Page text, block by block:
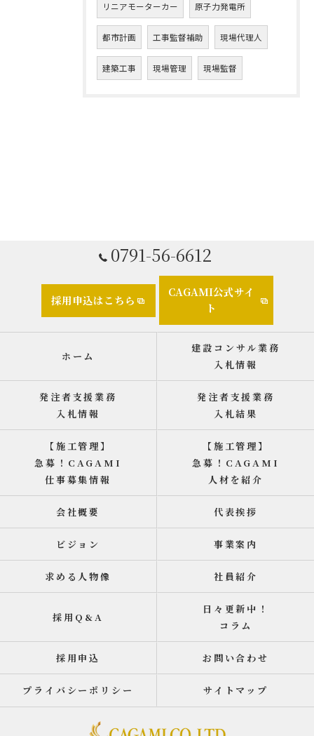
リニアモーターカー 原子力発電所
都市計画 工事監督補助 現場代理人
建築工事 現場管理 現場監督
0791-56-6612
採用申込はこちら
CAGAMI公式サイ
ト
ホーム
建設コンサル業務
入札情報
発注者支援業務
入札情報
発注者支援業務
入札結果
【施工管理】
急募！CAGAMI
仕事募集情報
【施工管理】
急募！CAGAMI
人材を紹介
会社概要 代表挨拶
ビジョン 事業案内
求める人物像 社員紹介
採用Q&A
日々更新中！
コラム
採用申込 お問い合わせ
プライバシーポリシー サイトマップ